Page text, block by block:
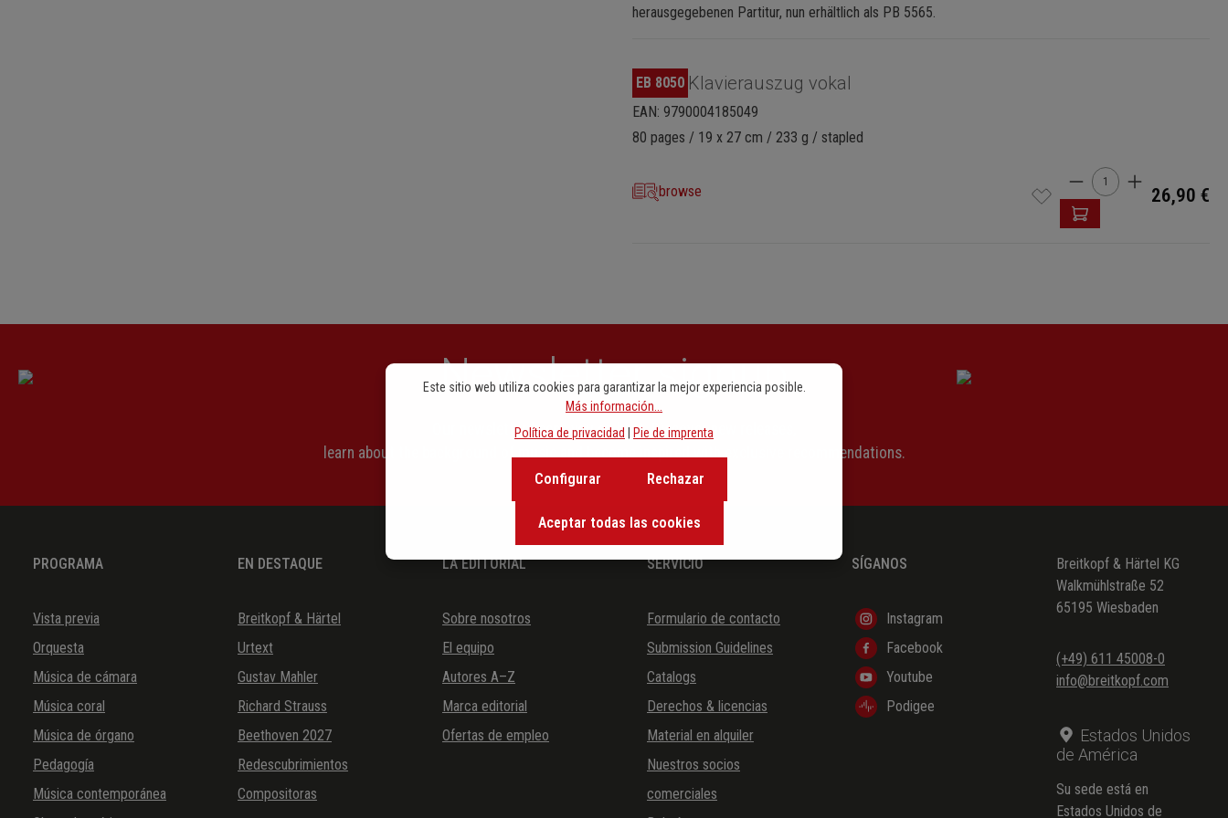
herausgegebenen Partitur, nun erhältlich als PB 5565.
EB 8050 Klavierauszug vokal
EAN: 9790004185049
80 pages / 19 x 27 cm / 233 g / stapled
browse Cantidad del
26,90 €
Newsletter signup
Our newsletter keeps you on beat. Discover new releases,
learn about the background of music and become inspired with exclusive recommendations.
PROGRAMA
Vista previa
Orquesta
Música de cámara
Música coral
Música de órgano
Pedagogía
Música contemporánea
EN DESTAQUE
Breitkopf & Härtel
Urtext
Gustav Mahler
Richard Strauss
Beethoven 2027
Redescubrimientos
Compositoras
LA EDITORIAL
Sobre nosotros
El equipo
Autores A–Z
Marca editorial
Ofertas de empleo
SERVICIO
Formulario de contacto
Submission Guidelines
Catalogs
Derechos & licencias
Material en alquiler
Nuestros socios
comerciales
SÍGANOS
Instagram
Facebook
Youtube
Podigee
Breitkopf & Härtel KG
Walkmühlstraße 52
65195 Wiesbaden
(+49) 611 45008-0
info@breitkopf.com
Estados Unidos
de América
Su sede está en
Estados Unidos de
Este sitio web utiliza cookies para garantizar la mejor experiencia posible.
Más información...
Política de privacidad | Pie de imprenta
Rechazar
Configurar
Aceptar todas las cookies